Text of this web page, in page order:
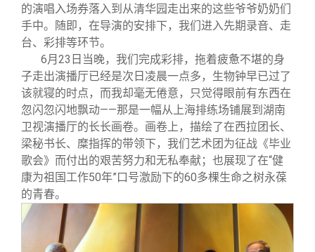
的演唱入场券落入到从清华园走出来的这些爷爷奶奶们
手中。随即，在导演的安排下，我们进入先期录音、走
台、彩排等环节。
6月23日当晚，我们完成彩排，拖着疲惫不堪的身
子走出演播厅已经是次日凌晨一点多，生物钟早已过了
该就寝的时点，而我却毫无倦意，只觉得眼前有东西在
忽闪忽闪地飘动——那是一幅从上海排练场铺展到湖南
卫视演播厅的长长画卷。画卷上，描绘了在西拉团长、
梁秘书长、糜指挥的带领下，我们艺术团为征战《毕业
歌会》而付出的艰苦努力和无私奉献；也展现了在“健
康为祖国工作50年”口号激励下的60多棵生命之树永葆
的青春。